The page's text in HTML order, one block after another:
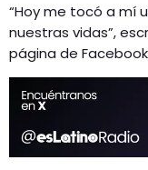
“Hoy me tocó a mí
nuestras vidas”,
página de